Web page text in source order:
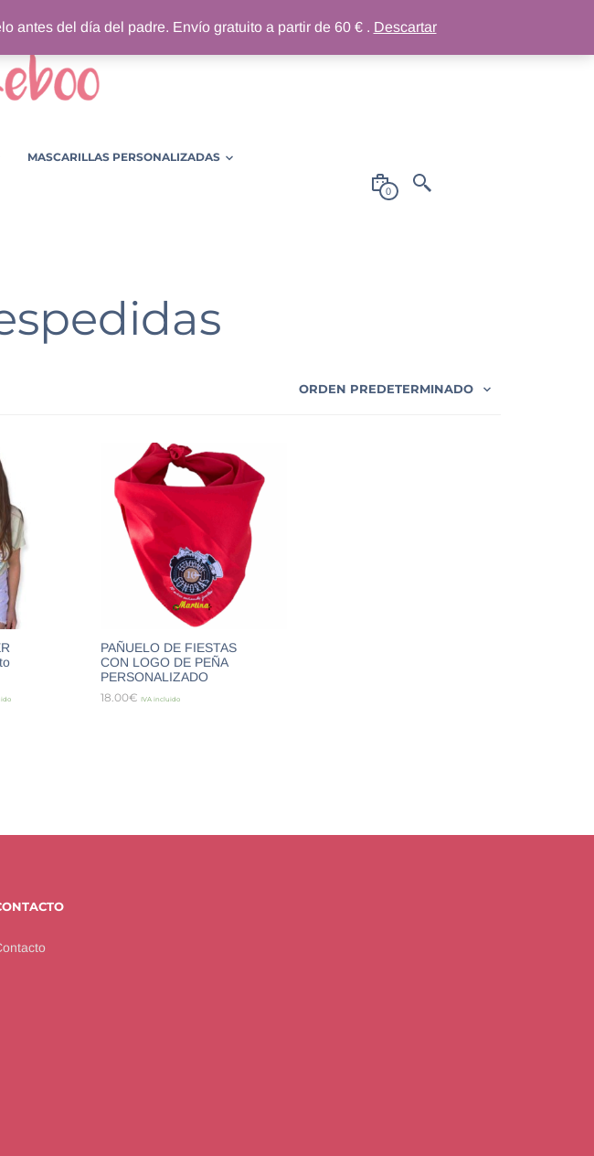
MASCARILLAS PERSONALIZADAS
0
ORDEN PREDETERMINADO
PAÑUELO DE FIESTAS
CON LOGO DE PEÑA
PERSONALIZADO
18.00€ IVA incluido
antes del día del padre. Envío gratuito a partir de 60 € . Descartar